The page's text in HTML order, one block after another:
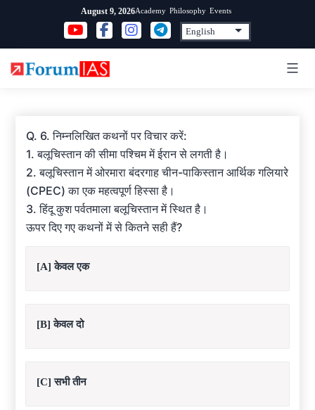
content
August 9, 2026Academy Philosophy Events
Q. 6. निम्नलिखित कथनों पर विचार करें:
1. बलूचिस्तान की सीमा पश्चिम में ईरान से लगती है।
2. बलूचिस्तान में ओरमारा बंदरगाह चीन-पाकिस्तान आर्थिक गलियारे
(CPEC) का एक महत्वपूर्ण हिस्सा है।
3. हिंदू कुश पर्वतमाला बलूचिस्तान में स्थित है।
ऊपर दिए गए कथनों में से कितने सही हैं?
[A] केवल एक
[B] केवल दो
[C] सभी तीन